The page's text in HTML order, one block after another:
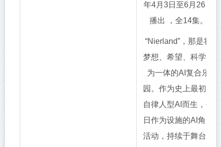
年4月3日至6月26日
播出 ，全14集。
“Nierland”，那是将
梦想、希望、科学融
为一体的AI复合乐
园。作为史上最初的
自律人型AI而生，每
日作为设施的AI角色
活动，持续于舞台上